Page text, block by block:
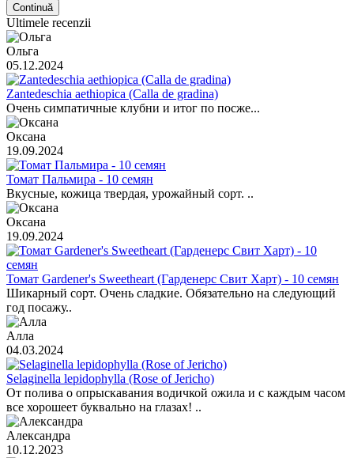
Continuă
Ultimele recenzii
Ольга
05.12.2024
Zantedeschia aethiopica (Calla de gradina)
Очень симпатичные клубни и итог по посже...
Оксана
19.09.2024
Томат Пальмира - 10 семян
Вкусные, кожица твердая, урожайный сорт. ..
Оксана
19.09.2024
Томат Gardener's Sweetheart (Гарденерс Свит Харт) - 10 семян
Шикарный сорт. Очень сладкие. Обязательно на следующий
год посажу..
Алла
04.03.2024
Selaginella lepidophylla (Rose of Jericho)
От полива о опрыскавания водичкой ожила и с каждым часом
все хорошеет буквально на глазах! ..
Александра
10.12.2023